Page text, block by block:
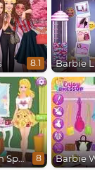
8.1 Barbie
Barbie and Ken Spring City Break 8